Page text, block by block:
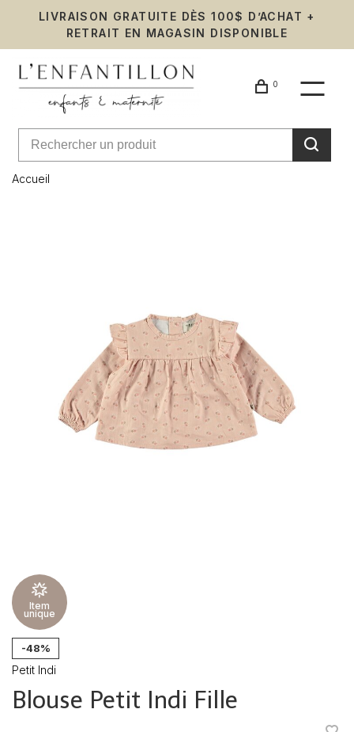
LIVRAISON GRATUITE DÈS 100$ D’ACHAT +
RETRAIT EN MAGASIN DISPONIBLE
0
Accueil
Item
unique
-48%
Petit Indi
Blouse Petit Indi Fille